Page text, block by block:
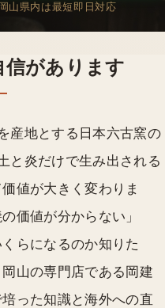
山県内は最短即日対応
信があります
産地とする日本六古窯の
と炎だけで生み出される
値が大きく変わりま
価値が分からない」
らになるのか知りた
山の専門店である岡建
った知識と海外への直